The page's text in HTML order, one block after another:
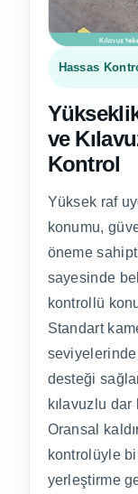
Hassas
ve
Kontrol
Yüksek raf
konumu,
öneme
sayesinde
kontrollü
Standart
desteği
kılavuzlu
Oransal
kontrolüyle
yerleştirme